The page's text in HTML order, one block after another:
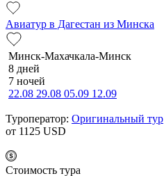
Авиатур в Дагестан из Минска
Минск-Махачкала-Минск
8 дней
7 ночей
22.08 29.08 05.09 12.09
Туроператор: Оригинальный тур
от 1125 USD
Cтоимость тура